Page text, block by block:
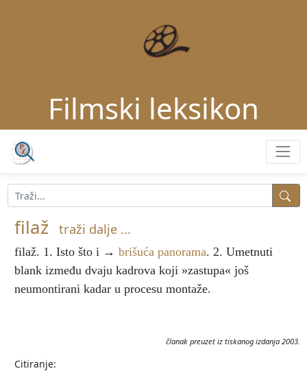
Filmski leksikon
filaž traži dalje ...
filaž. 1. Isto što i → brišuća panorama. 2. Umetnuti
blank između dvaju kadrova koji »zastupa« još
neumontirani kadar u procesu montaže.
članak preuzet iz tiskanog izdanja 2003.
Citiranje: